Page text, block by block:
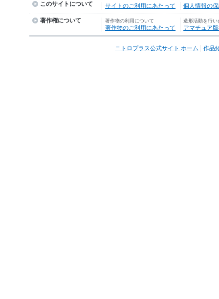
このサイトについて サイトのご利用にあたって 個人情報の
著作権について 著作物の利用について
著作物のご利用にあたって
造形活動を行い
アマチュア
ニトロプラス公式サイト ホーム 作品